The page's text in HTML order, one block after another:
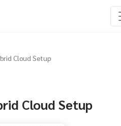
Cloud Setup
Cloud Setup